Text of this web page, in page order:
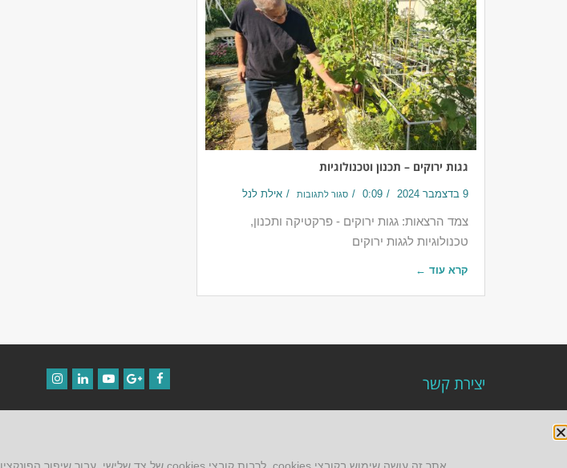
גגות ירוקים – תכנון וטכנולוגיות
9 בדצמבר 2024 0:09 סגור לתגובות אילת לנל
צמד הרצאות: גגות ירוקים - פרקטיקה ותכנון,
טכנולוגיות לגגות ירוקים
קרא עוד ←
יצירת קשר